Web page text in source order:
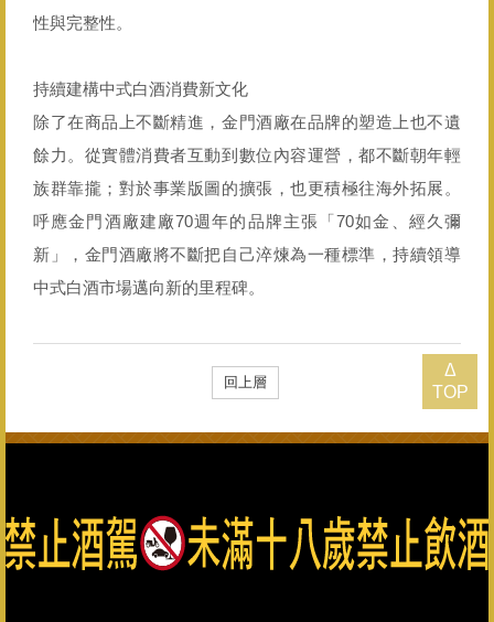
Δ
TOP
性與完整性。
持續建構中式白酒消費新文化
除了在商品上不斷精進，金門酒廠在品牌的塑造上也不遺
餘力。從實體消費者互動到數位內容運營，都不斷朝年輕
族群靠攏；對於事業版圖的擴張，也更積極往海外拓展。
呼應金門酒廠建廠70週年的品牌主張「70如金、經久彌
新」，金門酒廠將不斷把自己淬煉為一種標準，持續領導
中式白酒市場邁向新的里程碑。
回上層
Kaoliang Liquor Inc. All Rights Reserved.